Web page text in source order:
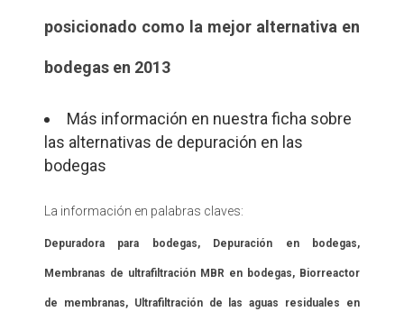
posicionado como la mejor alternativa en
bodegas en 2013
Más información en nuestra ficha sobre
las alternativas de depuración en las
bodegas
La información en palabras claves:
Depuradora para bodegas, Depuración en bodegas,
Membranas de ultrafiltración MBR en bodegas, Biorreactor
de membranas, Ultrafiltración de las aguas residuales en